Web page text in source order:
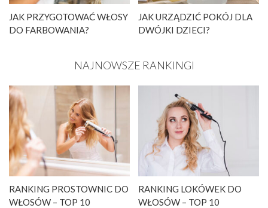
JAK PRZYGOTOWAĆ WŁOSY
DO FARBOWANIA?
JAK URZĄDZIĆ POKÓJ DLA
DWÓJKI DZIECI?
NAJNOWSZE RANKINGI
RANKING PROSTOWNIC DO
WŁOSÓW – TOP 10
RANKING LOKÓWEK DO
WŁOSÓW – TOP 10